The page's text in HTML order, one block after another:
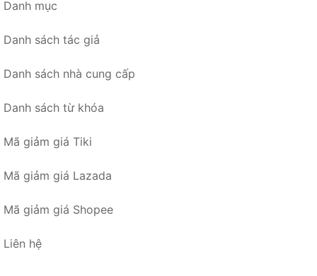
Danh mục
Danh sách tác giả
Danh sách nhà cung cấp
Danh sách từ khóa
Mã giảm giá Tiki
Mã giảm giá Lazada
Mã giảm giá Shopee
Liên hệ